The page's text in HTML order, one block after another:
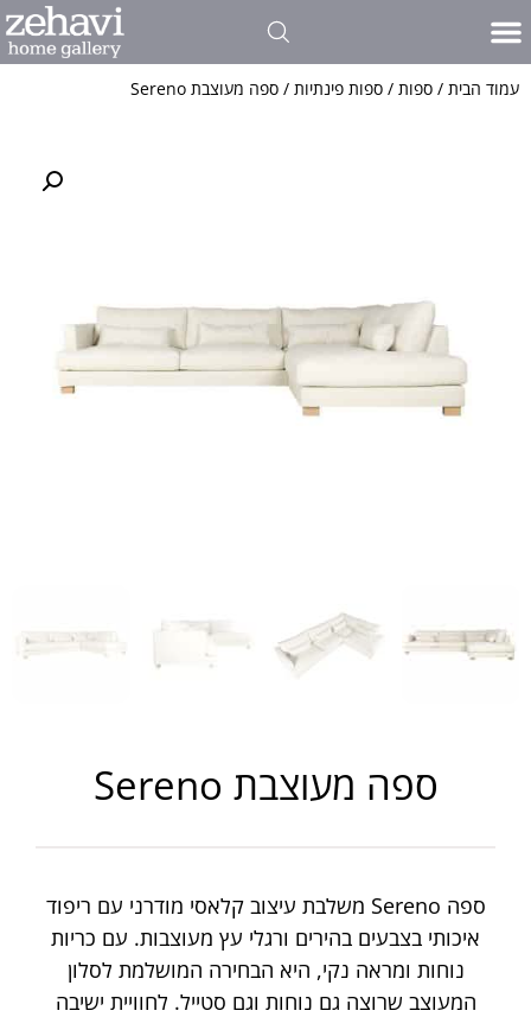
עמוד הבית / ספות / ספות פינתיות / ספה מעוצבת Sereno
ספה מעוצבת Sereno
ספה Sereno משלבת עיצוב קלאסי מודרני עם ריפוד
איכותי בצבעים בהירים ורגלי עץ מעוצבות. עם כריות
נוחות ומראה נקי, היא הבחירה המושלמת לסלון
המעוצב שרוצה גם נוחות וגם סטייל. לחוויית ישיבה